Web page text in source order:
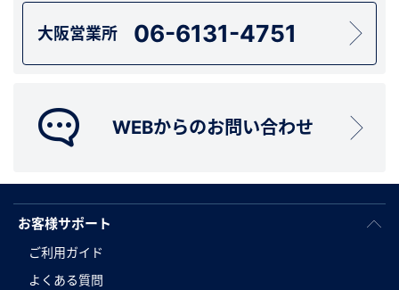
大阪営業所 06-6131-4751
WEBからのお問い合わせ
お客様サポート
ご利用ガイド
よくある質問